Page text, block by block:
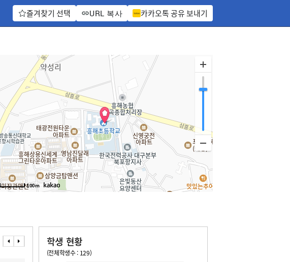
즐겨찾기 선택 URL 복사 카카오톡 공유 보내기
100m
학생 현황
(전체학생수 : 129)